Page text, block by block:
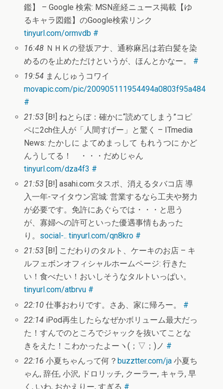
鑑】 – Google 検索: MSN産経ニュース掲載【ゆ
るキャラ図鑑】のGoogle検索リンク
tinyurl.com/ormvdb #
16:48 ＮＨＫの登坂アナ、通称麻呂は若白髪を染
めるのを止めただけというが、ほんとかなー。 #
19:54 まんじゅうコワイ
movapic.com/pic/200905111954494a0803f95a484
#
21:53 [B!] ねとらぼ：確かに“読めてしまう”コピ
ペに2ch住人が「人間すげー」と驚く – ITmedia
News: たかしに よてめまっして もれうつに かど
んうしてる！ ・・・だめじゃん
tinyurl.com/dza4f3 #
21:53 [B!] asahi.com:タスポ、消えるタバコ店 導
入一年-マイタウン宮城: 営業するなら工夫や努力
が必要です。免許にあぐらでは・・・と思う
が、寡婦への許可といった優遇事情もあった
り。 social-.. tinyurl.com/qn8kro #
21:53 [B!] こだわりのタルト、ケーキのお店 – キ
ルフェボンオフィシャルホームページ: 行きた
い！食べたい！おいしそうなタルトいっぱい。
tinyurl.com/atbrvu #
22:10 仕事おわりです。さあ、家に帰ろー。 #
22:14 iPod再生したらなぜかボリューム最大だっ
た！すんでのところでジャックを抜いてことな
きをえた！こわかったよーヽ(；▽；)ノ #
22:16 小夏ちゃんって何？buzztter.com/ja 小夏ち
ゃん, 辞任, 小沢, ドロリッチ, クーラー, キャラ, 早
く, いわ, おかえりー, すぎる #